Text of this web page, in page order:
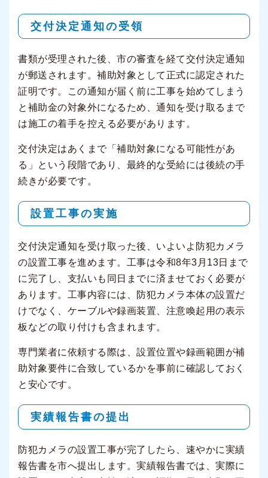
交付決定通知の受領
書類が受理された後、市の審査を経て交付決定通知
が郵送されます。補助対象として正式に認定された
証明です。この通知が届く前に工事を始めてしまう
と補助金の対象外になるため、通知を受け取るまで
は施工の着手を控える必要があります。
交付決定はあくまで「補助対象になる可能性があ
る」という段階であり、最終的な受給には後続の手
続きが必要です。
設置工事の実施
交付決定通知を受け取った後、いよいよ防犯カメラ
の設置工事を進めます。工事は令和8年3月13日まで
に完了し、支払いも同日までに済ませておく必要が
あります。工事内容には、防犯カメラ本体の設置だ
けでなく、ケーブルや録画装置、注意喚起用の表示
板などの取り付けも含まれます。
専門業者に依頼する際は、設置位置や録画範囲が補
助対象要件に合致しているかを事前に確認しておく
と安心です。
実績報告書の提出
防犯カメラの設置工事が完了したら、速やかに実績
報告書を市へ提出します。実績報告書では、実際に